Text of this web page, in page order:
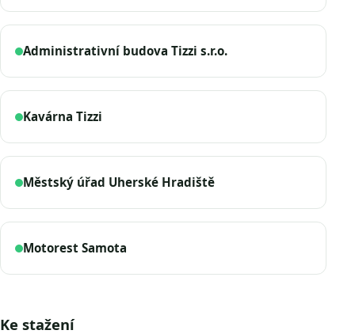
Administrativní budova Tizzi s.r.o.
Kavárna Tizzi
Městský úřad Uherské Hradiště
Motorest Samota
Ke stažení